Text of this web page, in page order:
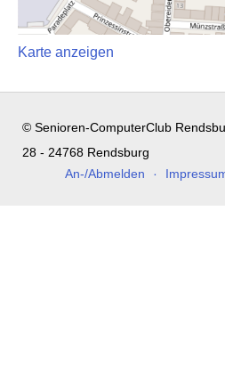
Karte anzeigen
© Senioren-ComputerClub
28 - 24768 Rendsburg
An-/Abmelden